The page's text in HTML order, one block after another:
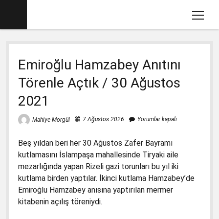
menüyü
Ana sayfa
Mahiye MORGÜL Kimdir
Köşe Yazılarım
Eğitim İle İlgili Videolar
Dava Açtığımız Kitaplar (2012-2017) menüyü
1. Sınıf Matematik Kitabında Gördüklerim
1. Sınıf Okuma Yazma Kitabında Gördüklerim
2. Sınıf İngilizce Kitabında 3 Gözlü Canavar
2. Sınıf Müzik Kitabında Müzik Yanlışları
Basın Savcılığına Yazılı İfadem menüyü
Türkçe-1 için Başsavcılığa Suç Duyurusu
17.1.2018
İfademin Tamamı 10/11/2017
Ders Kitaplarına Açılan Davalar menüyü
aç
1. Sınıf Çalışma Kitaplarında Pedagojik
Yanlışlara Dava
Emiroğlu Hamzabey Anıtını
Törenle Açtık / 30 Ağustos
2021
Mahiye Morgül 7 Ağustos 2026 Yorumlar kapalı
Beş yıldan beri her 30 Ağustos Zafer Bayramı
kutlamasını İslampaşa mahallesinde Tiryaki aile
mezarlığında yapan Rizeli gazi torunları bu yıl iki
kutlama birden yaptılar. İkinci kutlama Hamzabey’de
Emiroğlu Hamzabey anısına yaptırılan mermer
kitabenin açılış töreniydi.